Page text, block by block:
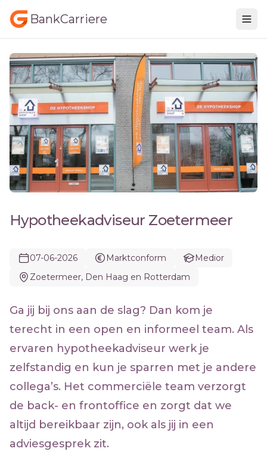
BankCarriere
Hypotheekadviseur Zoetermeer
07-06-2026 Marktconform
Medior
Zoetermeer, Den Haag en Rotterdam
Ga jij bij ons aan de slag? Dan kom je
terecht in een open en informeel team. Als
ervaren hypotheekadviseur werk je
zelfstandig en kun je sparren met je andere
collega’s. Het commerciële team verzorgt
de back- en frontoffice en zorgt dat we
altijd bereikbaar zijn, ook als jij in een
adviesgesprek zit.